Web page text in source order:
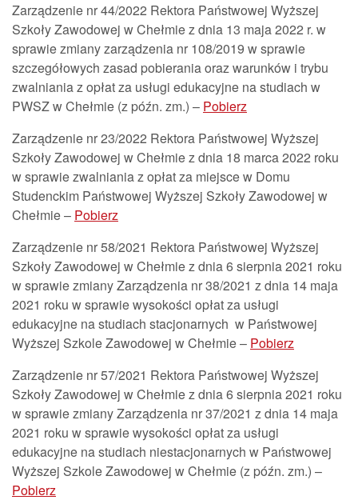
Zarządzenie nr 44/2022 Rektora Państwowej Wyższej
Szkoły Zawodowej w Chełmie z dnia 13 maja 2022 r. w
sprawie zmiany zarządzenia nr 108/2019 w sprawie
szczegółowych zasad pobierania oraz warunków i trybu
zwalniania z opłat za usługi edukacyjne na studiach w
PWSZ w Chełmie (z późn. zm.) – Pobierz
Zarządzenie nr 23/2022 Rektora Państwowej Wyższej
Szkoły Zawodowej w Chełmie z dnia 18 marca 2022 roku
w sprawie zwalniania z opłat za miejsce w Domu
Studenckim Państwowej Wyższej Szkoły Zawodowej w
Chełmie – Pobierz
Zarządzenie nr 58/2021 Rektora Państwowej Wyższej
Szkoły Zawodowej w Chełmie z dnia 6 sierpnia 2021 roku
w sprawie zmiany Zarządzenia nr 38/2021 z dnia 14 maja
2021 roku w sprawie wysokości opłat za usługi
edukacyjne na studiach stacjonarnych w Państwowej
Wyższej Szkole Zawodowej w Chełmie – Pobierz
Zarządzenie nr 57/2021 Rektora Państwowej Wyższej
Szkoły Zawodowej w Chełmie z dnia 6 sierpnia 2021 roku
w sprawie zmiany Zarządzenia nr 37/2021 z dnia 14 maja
2021 roku w sprawie wysokości opłat za usługi
edukacyjne na studiach niestacjonarnych w Państwowej
Wyższej Szkole Zawodowej w Chełmie (z późn. zm.) –
Pobierz